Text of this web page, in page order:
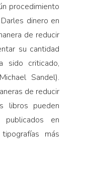
procedimiento
dinero en
de reducir
su cantidad
sido criticado,
Sandel).
de reducir
libros pueden
en
más